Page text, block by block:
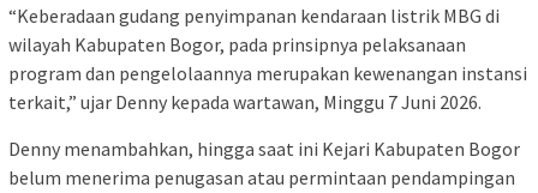
“Keberadaan gudang penyimpanan kendaraan listrik MBG di
wilayah Kabupaten Bogor, pada prinsipnya pelaksanaan
program dan pengelolaannya merupakan kewenangan instansi
terkait,” ujar Denny kepada wartawan, Minggu 7 Juni 2026.
Denny menambahkan, hingga saat ini Kejari Kabupaten Bogor
belum menerima penugasan atau permintaan pendampingan